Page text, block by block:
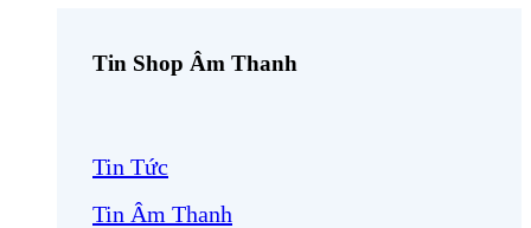
Tin Shop Âm Thanh
Tin Tức
Tin Âm Thanh